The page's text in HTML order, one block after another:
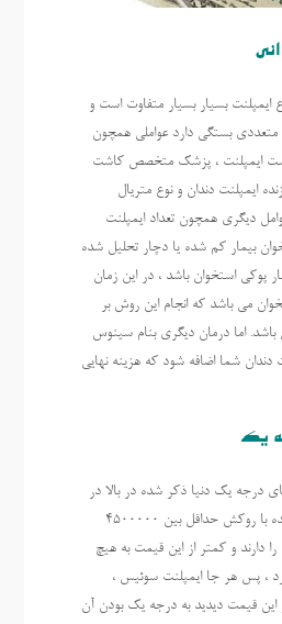
بسیار بسیار متفاوت است و
متعددی بستگی دارد عواملی همچون
ایمپلنت ، پزشک متخصص کاشت
ایمپلنت دندان و نوع متریال
دیگری همچون تعداد ایمپلنت
بیمار کم شده یا دچار تحلیل شده
پوکی استخوان باشد ، در این زمان
می باشد که انجام این روش بر
باشد. اما درمان دیگری بنام سینوس
شما اضافه شود که هزینه نهایی
یک
درجه یک دنیا ذکر شده در بالا در
حال حاضر قیمت تمام شده با روکش حداقل بین ۴۵۰۰٠۰۰
تومان را دارند و کمتر از این قیمت به هیچ
، پس هر جا ایمپلنت سوئیس ،
این قیمت دیدید به درجه یک بودن آن